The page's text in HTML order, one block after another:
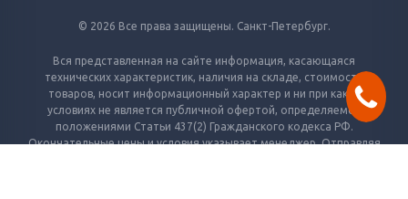
© 2026 Все права защищены. Санкт-Петербург.
Вся представленная на сайте информация, касающаяся
технических характеристик, наличия на складе, стоимости
товаров, носит информационный характер и ни при каких
условиях не является публичной офертой, определяемой
положениями Статьи 437(2) Гражданского кодекса РФ.
Окончательные цены и условия указывает менеджер. Отправляя